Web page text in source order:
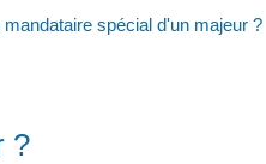
spécial d'un majeur ?
?